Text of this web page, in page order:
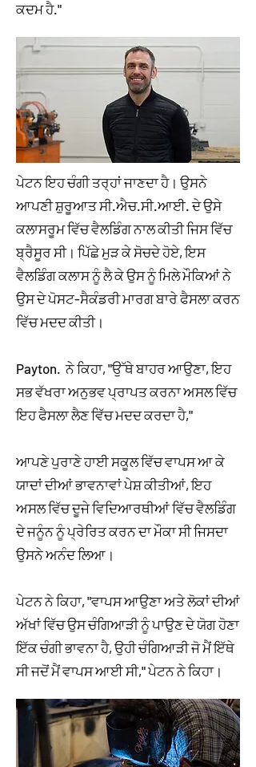
ਕਦਮ ਹੈ."
ਪੇਟਨ ਇਹ ਚੰਗੀ ਤਰ੍ਹਾਂ ਜਾਣਦਾ ਹੈ। ਉਸਨੇ
ਆਪਣੀ ਸ਼ੁਰੂਆਤ ਸੀ.ਐਚ.ਸੀ.ਆਈ. ਦੇ ਉਸੇ
ਕਲਾਸਰੂਮ ਵਿੱਚ ਵੈਲਡਿੰਗ ਨਾਲ ਕੀਤੀ ਜਿਸ ਵਿੱਚ
ਬ੍ਰੈਸੂਰ ਸੀ। ਪਿੱਛੇ ਮੁੜ ਕੇ ਸੋਚਦੇ ਹੋਏ, ਇਸ
ਵੈਲਡਿੰਗ ਕਲਾਸ ਨੂੰ ਲੈ ਕੇ ਉਸ ਨੂੰ ਮਿਲੇ ਮੌਕਿਆਂ ਨੇ
ਉਸ ਦੇ ਪੋਸਟ-ਸੈਕੰਡਰੀ ਮਾਰਗ ਬਾਰੇ ਫੈਸਲਾ ਕਰਨ
ਵਿੱਚ ਮਦਦ ਕੀਤੀ।
Payton. ਨੇ ਕਿਹਾ, "ਉੱਥੇ ਬਾਹਰ ਆਉਣਾ, ਇਹ
ਸਭ ਵੱਖਰਾ ਅਨੁਭਵ ਪ੍ਰਾਪਤ ਕਰਨਾ ਅਸਲ ਵਿੱਚ
ਇਹ ਫੈਸਲਾ ਲੈਣ ਵਿੱਚ ਮਦਦ ਕਰਦਾ ਹੈ,"
ਆਪਣੇ ਪੁਰਾਣੇ ਹਾਈ ਸਕੂਲ ਵਿੱਚ ਵਾਪਸ ਆ ਕੇ
ਯਾਦਾਂ ਦੀਆਂ ਭਾਵਨਾਵਾਂ ਪੇਸ਼ ਕੀਤੀਆਂ, ਇਹ
ਅਸਲ ਵਿੱਚ ਦੂਜੇ ਵਿਦਿਆਰਥੀਆਂ ਵਿੱਚ ਵੈਲਡਿੰਗ
ਦੇ ਜਨੂੰਨ ਨੂੰ ਪ੍ਰੇਰਿਤ ਕਰਨ ਦਾ ਮੌਕਾ ਸੀ ਜਿਸਦਾ
ਉਸਨੇ ਅਨੰਦ ਲਿਆ।
ਪੇਟਨ ਨੇ ਕਿਹਾ, "ਵਾਪਸ ਆਉਣਾ ਅਤੇ ਲੋਕਾਂ ਦੀਆਂ
ਅੱਖਾਂ ਵਿੱਚ ਉਸ ਚੰਗਿਆੜੀ ਨੂੰ ਪਾਉਣ ਦੇ ਯੋਗ ਹੋਣਾ
ਇੱਕ ਚੰਗੀ ਭਾਵਨਾ ਹੈ, ਉਹੀ ਚੰਗਿਆੜੀ ਜੋ ਮੈਂ ਇੱਥੇ
ਸੀ ਜਦੋਂ ਮੈਂ ਵਾਪਸ ਆਈ ਸੀ," ਪੇਟਨ ਨੇ ਕਿਹਾ।